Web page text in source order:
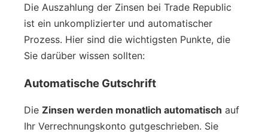
Die Auszahlung der Zinsen bei Trade Republic
ist ein unkomplizierter und automatischer
Prozess. Hier sind die wichtigsten Punkte, die
Sie darüber wissen sollten:
Automatische Gutschrift
Die Zinsen werden monatlich automatisch auf
Ihr Verrechnungskonto gutgeschrieben. Sie